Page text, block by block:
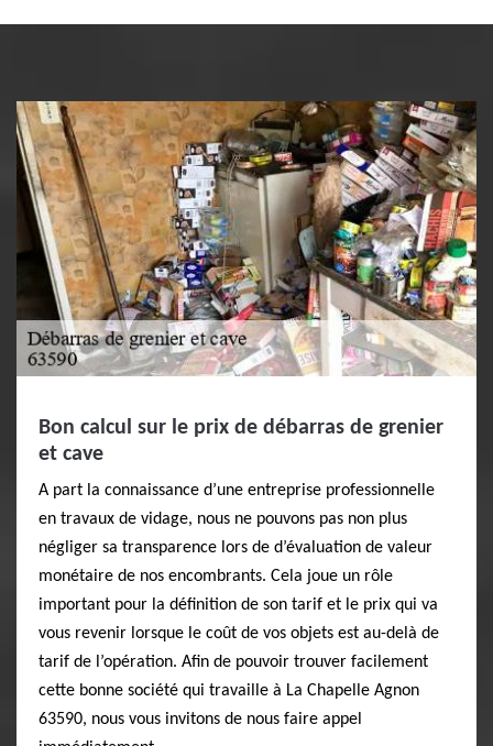
Bon calcul sur le prix de débarras de grenier
et cave
A part la connaissance d’une entreprise professionnelle
en travaux de vidage, nous ne pouvons pas non plus
négliger sa transparence lors de d’évaluation de valeur
monétaire de nos encombrants. Cela joue un rôle
important pour la définition de son tarif et le prix qui va
vous revenir lorsque le coût de vos objets est au-delà de
tarif de l’opération. Afin de pouvoir trouver facilement
cette bonne société qui travaille à La Chapelle Agnon
63590, nous vous invitons de nous faire appel